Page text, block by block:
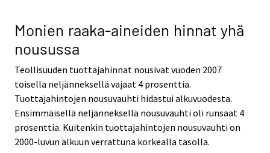
Monien raaka-aineiden hinnat yhä
nousussa
Teollisuuden tuottajahinnat nousivat vuoden 2007
toisella neljänneksellä vajaat 4 prosenttia.
Tuottajahintojen nousuvauhti hidastui alkuvuodesta.
Ensimmäisellä neljänneksellä nousuvauhti oli runsaat 4
prosenttia. Kuitenkin tuottajahintojen nousuvauhti on
2000-luvun alkuun verrattuna korkealla tasolla.